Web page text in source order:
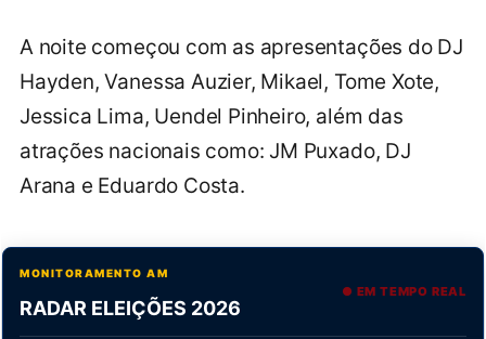
A noite começou com as apresentações do DJ
Hayden, Vanessa Auzier, Mikael, Tome Xote,
Jessica Lima, Uendel Pinheiro, além das
atrações nacionais como: JM Puxado, DJ
Arana e Eduardo Costa.
MONITORAMENTO AM
RADAR ELEIÇÕES 2026
● EM TEMPO REAL